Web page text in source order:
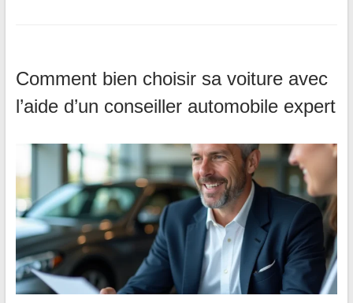
Comment bien choisir sa voiture avec
l’aide d’un conseiller automobile expert